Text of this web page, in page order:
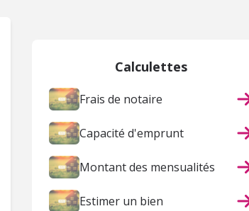
Calculettes
Frais de notaire
Capacité d'emprunt
Montant des mensualités
Estimer un bien